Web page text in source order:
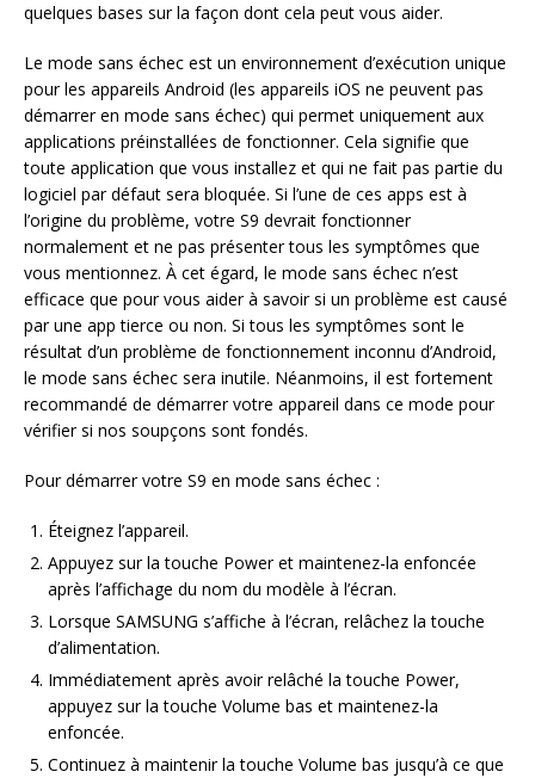
quelques bases sur la façon dont cela peut vous aider.
Le mode sans échec est un environnement d’exécution unique
pour les appareils Android (les appareils iOS ne peuvent pas
démarrer en mode sans échec) qui permet uniquement aux
applications préinstallées de fonctionner. Cela signifie que
toute application que vous installez et qui ne fait pas partie du
logiciel par défaut sera bloquée. Si l’une de ces apps est à
l’origine du problème, votre S9 devrait fonctionner
normalement et ne pas présenter tous les symptômes que
vous mentionnez. À cet égard, le mode sans échec n’est
efficace que pour vous aider à savoir si un problème est causé
par une app tierce ou non. Si tous les symptômes sont le
résultat d’un problème de fonctionnement inconnu d’Android,
le mode sans échec sera inutile. Néanmoins, il est fortement
recommandé de démarrer votre appareil dans ce mode pour
vérifier si nos soupçons sont fondés.
Pour démarrer votre S9 en mode sans échec :
Éteignez l’appareil.
Appuyez sur la touche Power et maintenez-la enfoncée
après l’affichage du nom du modèle à l’écran.
Lorsque SAMSUNG s’affiche à l’écran, relâchez la touche
d’alimentation.
Immédiatement après avoir relâché la touche Power,
appuyez sur la touche Volume bas et maintenez-la
enfoncée.
Continuez à maintenir la touche Volume bas jusqu’à ce que